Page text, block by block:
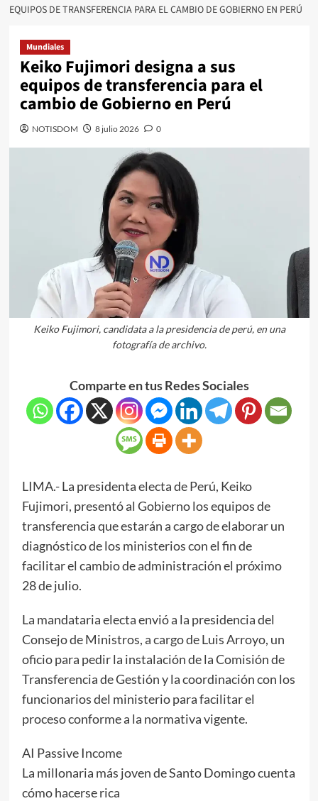
EQUIPOS DE TRANSFERENCIA PARA EL CAMBIO DE GOBIERNO EN PERÚ
Mundiales
Keiko Fujimori designa a sus
equipos de transferencia para el
cambio de Gobierno en Perú
NOTISDOM 8 julio 2026 0
Keiko Fujimori, candidata a la presidencia de perú, en una
fotografía de archivo.
Comparte en tus Redes Sociales
LIMA.- La presidenta electa de Perú, Keiko
Fujimori, presentó al Gobierno los equipos de
transferencia que estarán a cargo de elaborar un
diagnóstico de los ministerios con el fin de
facilitar el cambio de administración el próximo
28 de julio.
La mandataria electa envió a la presidencia del
Consejo de Ministros, a cargo de Luis Arroyo, un
oficio para pedir la instalación de la Comisión de
Transferencia de Gestión y la coordinación con los
funcionarios del ministerio para facilitar el
proceso conforme a la normativa vigente.
AI Passive Income
La millonaria más joven de Santo Domingo cuenta
cómo hacerse rica